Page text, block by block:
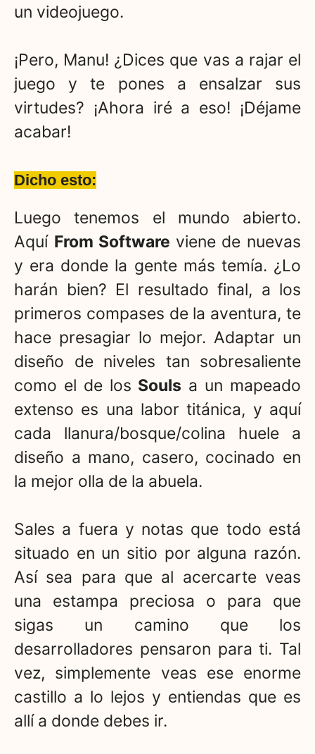
un videojuego.
¡Pero, Manu! ¿Dices que vas a rajar el
juego y te pones a ensalzar sus
virtudes? ¡Ahora iré a eso! ¡Déjame
acabar!
Dicho esto:
Luego tenemos el mundo abierto.
Aquí From Software viene de nuevas
y era donde la gente más temía. ¿Lo
harán bien? El resultado final, a los
primeros compases de la aventura, te
hace presagiar lo mejor. Adaptar un
diseño de niveles tan sobresaliente
como el de los Souls a un mapeado
extenso es una labor titánica, y aquí
cada llanura/bosque/colina huele a
diseño a mano, casero, cocinado en
la mejor olla de la abuela.
Sales a fuera y notas que todo está
situado en un sitio por alguna razón.
Así sea para que al acercarte veas
una estampa preciosa o para que
sigas un camino que los
desarrolladores pensaron para ti. Tal
vez, simplemente veas ese enorme
castillo a lo lejos y entiendas que es
allí a donde debes ir.